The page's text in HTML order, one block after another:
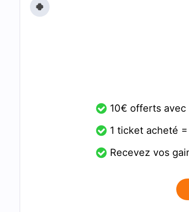
🍀
10€ offerts avec
1 ticket acheté
Recevez vos